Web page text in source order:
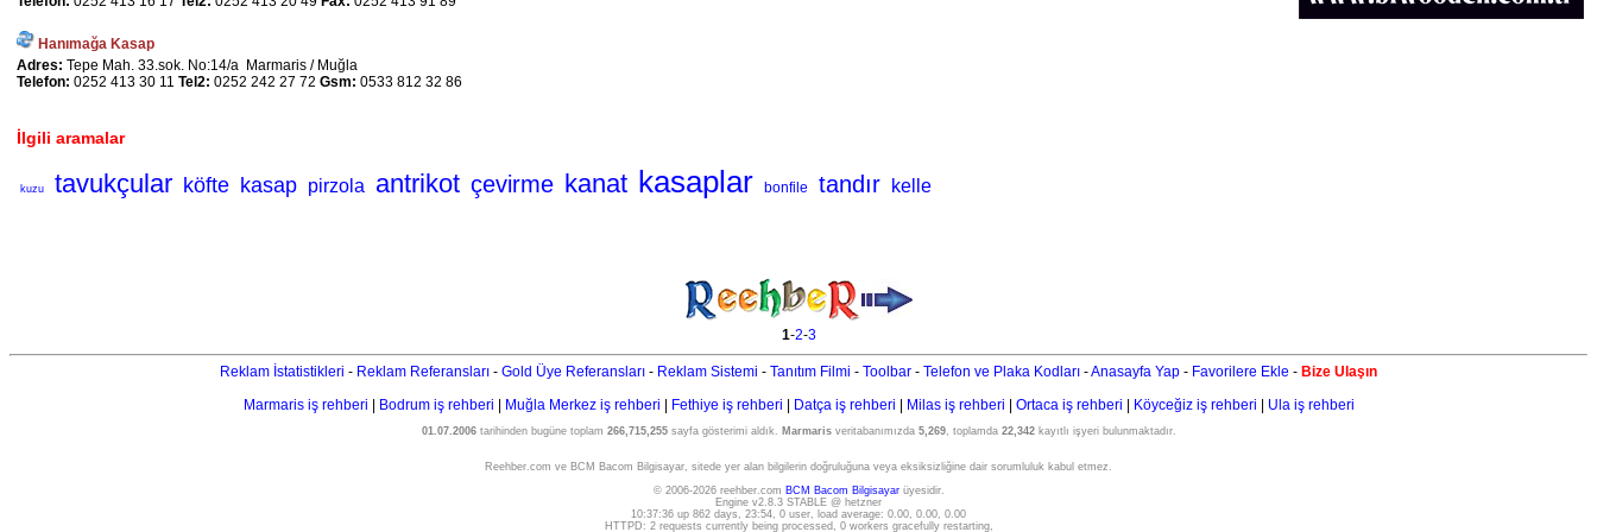
Hanımağa Kasap
Adres: Tepe Mah. 33.sok. No:14/a Marmaris / Muğla
Telefon: 0252 413 30 11 Tel2: 0252 242 27 72 Gsm: 0533 812 32 86
İlgili aramalar
kuzu tavukçular köfte kasap pirzola antrikot çevirme kanat kasaplar bonfile tandır kelle
1-2-3
Reklam İstatistikleri - Reklam Referansları - Gold Üye Referansları - Reklam Sistemi - Tanıtım Filmi - Toolbar - Telefon ve Plaka Kodları -Anasayfa Yap - Favorilere Ekle - Bize Ulaşın
Marmaris iş rehberi
Bodrum iş rehberi Muğla Merkez iş rehberi Fethiye iş rehberi Datça iş rehberi Milas iş rehberi Ortaca iş rehberi Köyceğiz iş rehberi Ula iş rehberi
01.07.2006tarihinden bugüne toplam 266,715,255sayfa gösterimi aldık. Marmarisveritabanımızda 5,269, toplamda 22,342kayıtlı işyeri bulunmaktadır.
Reehber.com ve BCM Bacom Bilgisayar, sitede yer alan bilgilerin doğruluğuna veya eksiksizliğine dair sorumluluk kabul etmez.
© 2006-2026 reehber.com BCM Bacom Bilgisayarüyesidir.
Engine v2.8.3 STABLE @ hetzner
10:37:36 up 862 days, 23:54, 0 user, load average: 0.00, 0.00, 0.00
HTTPD: 2 requests currently being processed, 0 workers gracefully restarting,